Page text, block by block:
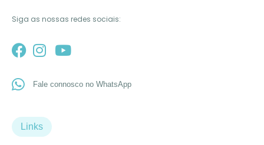
Siga as nossas redes sociais:
Fale connosco no WhatsApp
Links